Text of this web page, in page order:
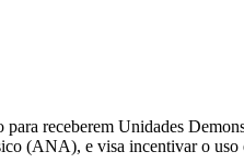
receberem Unidades
(ANA), e visa incentivar o